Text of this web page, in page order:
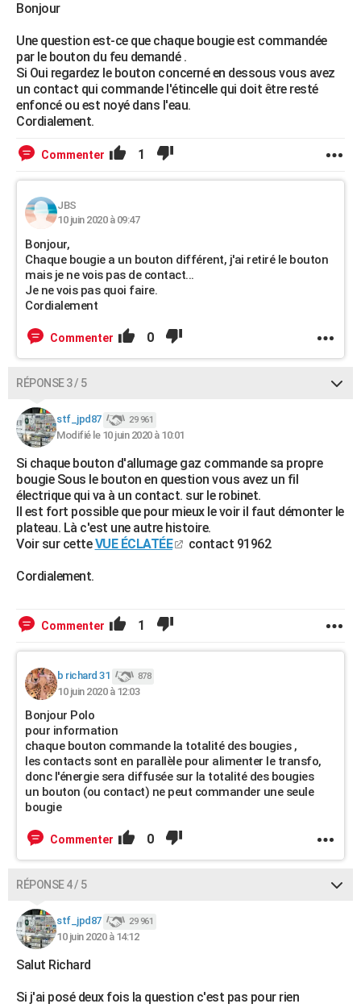
Bonjour
Une question est-ce que chaque bougie est commandée
par le bouton du feu demandé .
Si Oui regardez le bouton concerné en dessous vous avez
un contact qui commande l'étincelle qui doit être resté
enfoncé ou est noyé dans l'eau.
Cordialement.
Commenter 1
JBS
10 juin 2020 à 09:47
Bonjour,
Chaque bougie a un bouton différent, j'ai retiré le bouton
mais je ne vois pas de contact...
Je ne vois pas quoi faire.
Cordialement
Commenter 0
RÉPONSE 3 / 5
stf_jpd87 29 961
Modifié le 10 juin 2020 à 10:01
Si chaque bouton d'allumage gaz commande sa propre
bougie Sous le bouton en question vous avez un fil
électrique qui va à un contact. sur le robinet.
Il est fort possible que pour mieux le voir il faut démonter le
plateau. Là c'est une autre histoire.
Voir sur cetteVUE ÉCLATÉE contact 91962
Cordialement.
Commenter 1
b richard 31 878
10 juin 2020 à 12:03
Bonjour Polo
pour information
chaque bouton commande la totalité des bougies ,
les contacts sont en parallèle pour alimenter le transfo,
donc l'énergie sera diffusée sur la totalité des bougies
un bouton (ou contact) ne peut commander une seule
bougie
Commenter 0
RÉPONSE 4 / 5
stf_jpd87 29 961
10 juin 2020 à 14:12
Salut Richard
Si j'ai posé deux fois la question c'est pas pour rien